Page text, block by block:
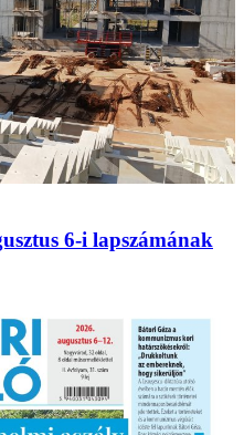
6-i lapszámának